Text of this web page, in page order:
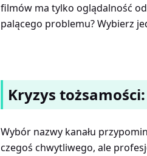
filmów ma tylko oglądalność
palącego problemu? Wybierz
Kryzys
Wybór nazwy kanału
czegoś chwytliwego, ale